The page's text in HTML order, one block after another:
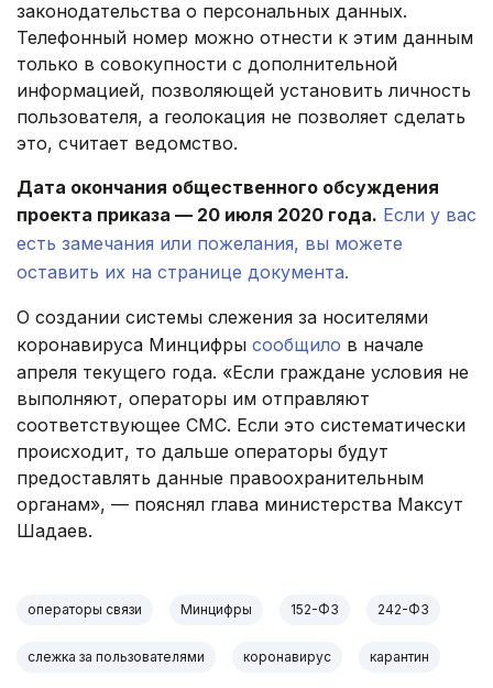
законодательства о персональных данных.
Телефонный номер можно отнести к этим данным
только в совокупности с дополнительной
информацией, позволяющей установить личность
пользователя, а геолокация не позволяет сделать
это, считает ведомство.
Дата окончания общественного обсуждения
проекта приказа — 20 июля 2020 года. Если у вас
есть замечания или пожелания, вы можете
оставить их на странице документа.
О создании системы слежения за носителями
коронавируса Минцифры сообщило в начале
апреля текущего года. «Если граждане условия не
выполняют, операторы им отправляют
соответствующее СМС. Если это систематически
происходит, то дальше операторы будут
предоставлять данные правоохранительным
органам», — пояснял глава министерства Максут
Шадаев.
операторы связи Минцифры 152-ФЗ 242-ФЗ
слежка за пользователями коронавирус карантин